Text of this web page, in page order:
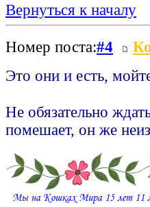
Вернуться к началу
Номер поста:#4
Это они и есть,
Не обязательно
помешает, он же